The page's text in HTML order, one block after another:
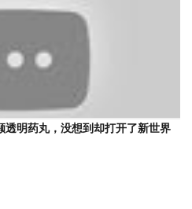
透明药丸，没想到却打开了新世界